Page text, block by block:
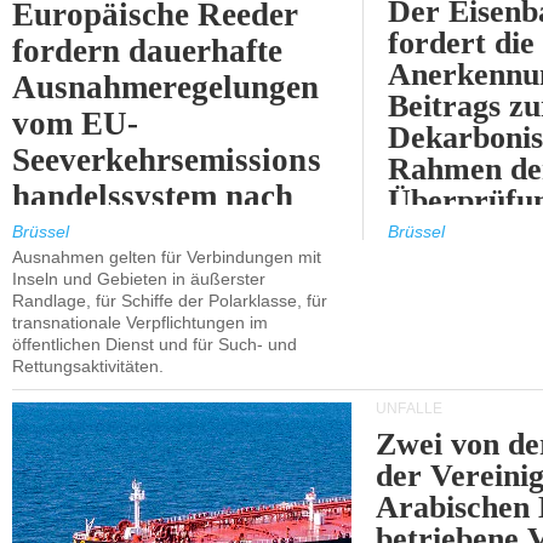
Europäische Reeder
fordern dauerhafte
Ausnahmeregelungen
vom EU-
Seeverkehrsemissions
handelssystem nach
2030.
Brüssel
Ausnahmen gelten für Verbindungen mit
Inseln und Gebieten in äußerster
Randlage, für Schiffe der Polarklasse, für
transnationale Verpflichtungen im
öffentlichen Dienst und für Such- und
Rettungsaktivitäten.
Der
fordert die
Beitrags
Rahmen
ETS.
Brüssel
UNFÄLLE
Zwei von
der
Arabischen